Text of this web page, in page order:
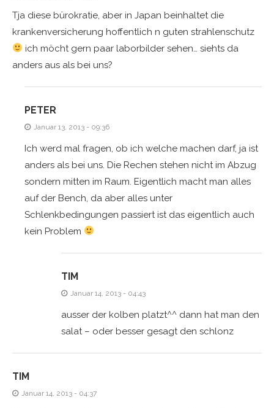
Tja diese bürokratie, aber in Japan beinhaltet die
krankenversicherung hoffentlich n guten strahlenschutz
ich möcht gern paar laborbilder sehen… siehts da
anders aus als bei uns?
PETER
Januar 13, 2013 - 09:36
Ich werd mal fragen, ob ich welche machen darf, ja ist
anders als bei uns. Die Rechen stehen nicht im Abzug
sondern mitten im Raum. Eigentlich macht man alles
auf der Bench, da aber alles unter
Schlenkbedingungen passiert ist das eigentlich auch
kein Problem
TIM
Januar 14, 2013 - 04:43
ausser der kolben platzt^^ dann hat man den
salat – oder besser gesagt den schlonz
TIM
Januar 14, 2013 - 04:37